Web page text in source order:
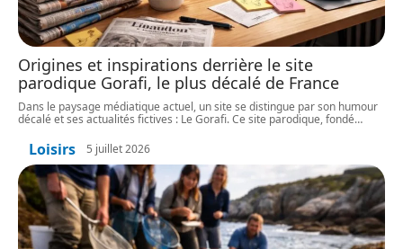
Origines et inspirations derrière le site
parodique Gorafi, le plus décalé de France
Dans le paysage médiatique actuel, un site se distingue par son humour
décalé et ses actualités fictives : Le Gorafi. Ce site parodique, fondé…
Loisirs 5 juillet 2026